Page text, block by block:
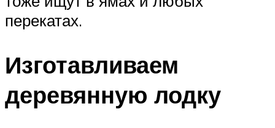
перекатах.
Изготавливаем
деревянную лодку